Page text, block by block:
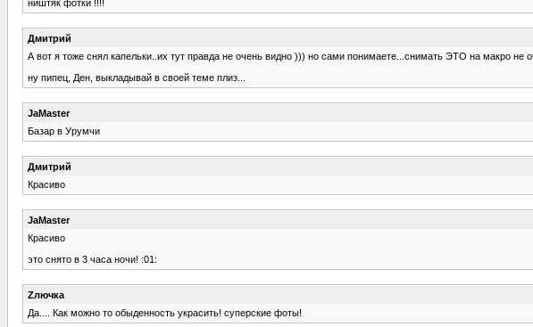
ништяк фотки !!!!
Дмитрий
А вот я тоже снял капельки..их тут правда не очень видно ))) но сами понимаете...снимать ЭТО на макро не
ну пипец, Ден, выкладывай в своей теме плиз...
JaMaster
Базар в Урумчи
Дмитрий
Красиво
JaMaster
Красиво
это снято в 3 часа ночи! :01:
Zлючка
Да.... Как можно то обыденность украсить! суперские фоты!